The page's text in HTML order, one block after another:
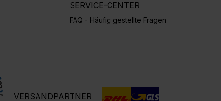
SERVICE-CENTER
FAQ - Häufig gestellte Fragen
VERSANDPARTNER